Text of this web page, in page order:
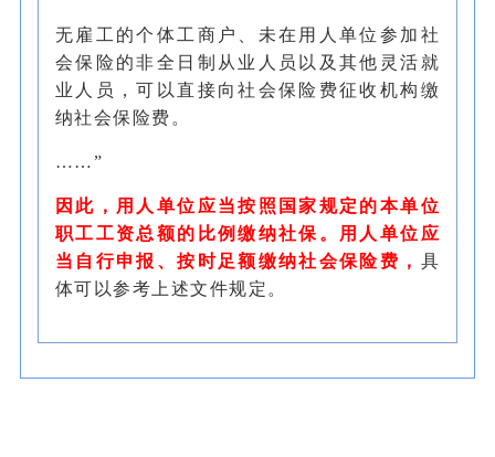
无雇工的个体工商户、未在用人单位参加社
会保险的非全日制从业人员以及其他灵活就
业人员，可以直接向社会保险费征收机构缴
纳社会保险费。
……”
因此，用人单位应当按照国家规定的本单位
职工工资总额的比例缴纳社保。用人单位应
当自行申报、按时足额缴纳社会保险费， 具
体可以参考上述文件规定。